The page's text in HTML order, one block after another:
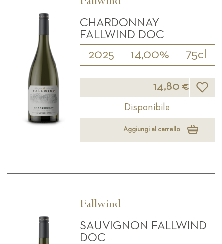
CHARDONNAY
FALLWIND DOC
2025 14,00% 75cl
14,80 €
Disponibile
Aggiungi al carrello
Fallwind
SAUVIGNON FALLWIND
DOC